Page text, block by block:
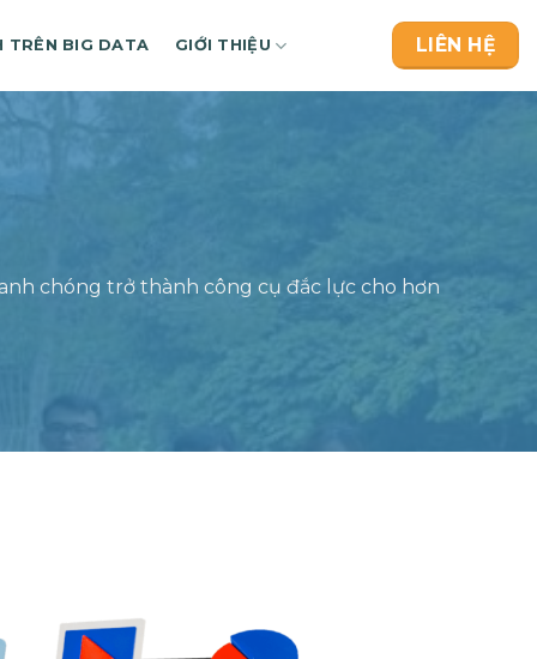
TRÊN BIG DATA GIỚI THIỆU LIÊN HỆ
chóng trở thành công cụ đắc lực cho hơn